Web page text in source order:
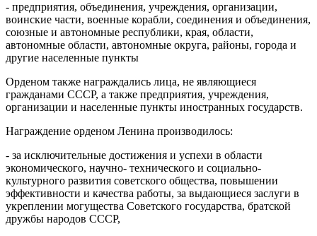
- предприятия, объединения, учреждения, организации,
воинские части, военные корабли, соединения и объединения,
союзные и автономные республики, края, области,
автономные области, автономные округа, районы, города и
другие населенные пункты
Орденом также награждались лица, не являющиеся
гражданами СССР, а также предприятия, учреждения,
организации и населенные пункты иностранных государств.
Награждение орденом Ленина производилось:
- за исключительные достижения и успехи в области
экономического, научно- технического и социально-
культурного развития советского общества, повышении
эффективности и качества работы, за выдающиеся заслуги в
укреплении могущества Советского государства, братской
дружбы народов СССР,